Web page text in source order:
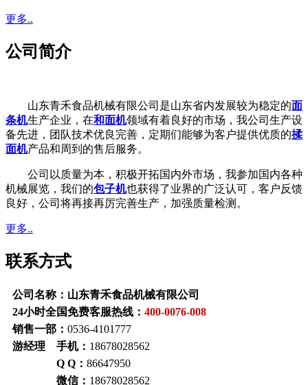
更多..
公司简介
山东青禾食品机械有限公司是山东省内发展较为稳定的面
条机生产企业，在和面机领域有着良好的市场，我公司生产设
备先进，团队技术优良完善，定期们能够为客户提供优质的揉
面机产品和周到的售后服务。
公司以质量为本，积极开拓国内外市场，我参加国内各种
机械展览，我们的包子机也获得了业界的广泛认可，客户反馈
良好，公司将再接再厉完善生产，加强质量检测。
更多..
联系方式
公司名称：山东青禾食品机械有限公司
24小时全国免费客服热线： 400-0076-008
销售一部： 0536-4101777
游经理 手机： 18678028562
Q Q： 86647950
微信： 18678028562